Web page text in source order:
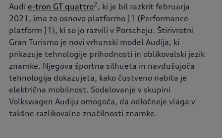
Audi e-tron GT quattro2, ki je bil razkrit februarja
2021, ima za osnovo platformo J1 (Performance
platform J1), ki so jo razvili v Porscheju. Štirivratni
Gran Turismo je novi vrhunski model Audija, ki
prikazuje tehnologije prihodnosti in oblikovalski jezik
znamke. Njegova športna silhueta in navdušujoča
tehnologija dokazujeta, kako čustveno nabita je
električna mobilnost. Sodelovanje v skupini
Volkswagen Audiju omogoča, da odločneje vlaga v
takšne razlikovalne značilnosti znamke.